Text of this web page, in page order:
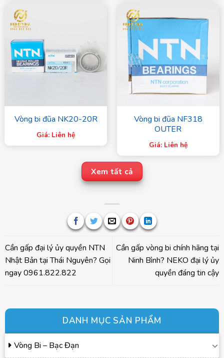
Vòng bi đũa NK20-20R
Giá: Liên hệ
Vòng bi đũa NF318
OUTER
Giá: Liên hệ
Xem tất cả
Cần gấp đại lý ủy quyền NTN
Nhật Bản tại Thái Nguyên? Gọi
ngay 0961.822.822
Cần gấp vòng bi chính hãng tại
Ninh Bình? NEKO đại lý ủy
quyền đáng tin cậy
DANH MỤC SẢN PHẨM
Vòng Bi – Bạc Đạn